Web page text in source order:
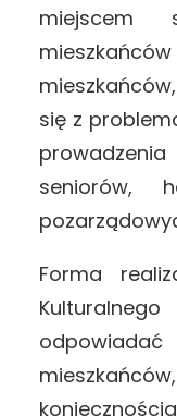
miejscem
się z
seniorów,
Forma
odpowiadać